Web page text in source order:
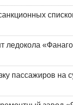
ледокола
пассажиров на